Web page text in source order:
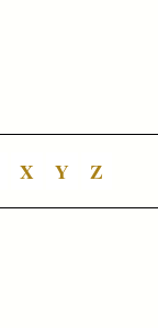
X Y Z